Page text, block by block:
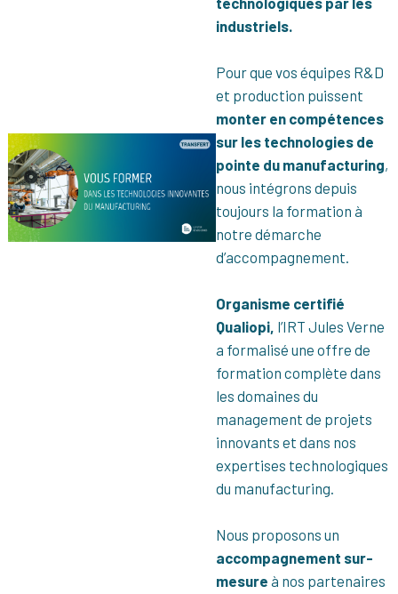
industriels.
Pour que vos équipes R&D
et production puissent
monter en compétences
sur les technologies de
pointe du manufacturing,
nous intégrons depuis
toujours la formation à
notre démarche
d’accompagnement.
Organisme certifié
Qualiopi, l’IRT Jules Verne
a formalisé une offre de
formation complète dans
les domaines du
management de projets
innovants et dans nos
expertises technologiques
du manufacturing.
Nous proposons un
accompagnement sur-
mesure à nos partenaires